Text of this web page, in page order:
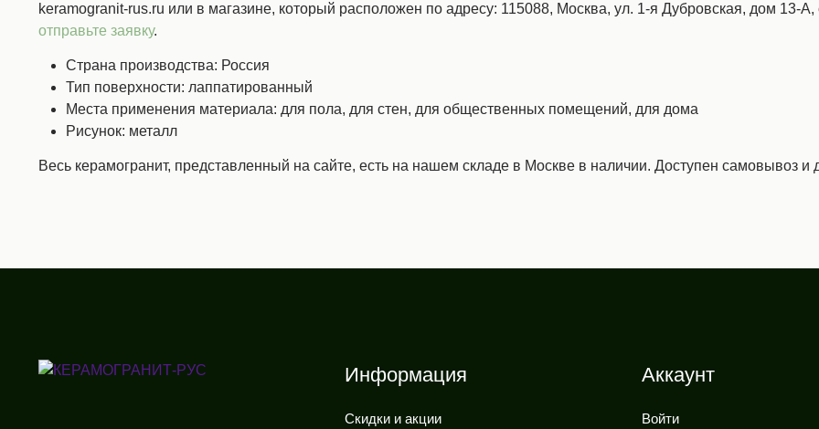
keramogranit-rus.ru или в магазине, который расположен по адресу: 115088, Москва, ул. 1-я Дубровская, дом 13-
отправьте заявку.
Страна производства: Россия
Тип поверхности: лаппатированный
Места применения материала: для пола, для стен, для общественных помещений, для дома
Рисунок: металл
Весь керамогранит, представленный на сайте, есть на нашем складе в Москве в наличии. Доступен самовывоз и
Информация
Скидки и акции
Аккаунт
Войти